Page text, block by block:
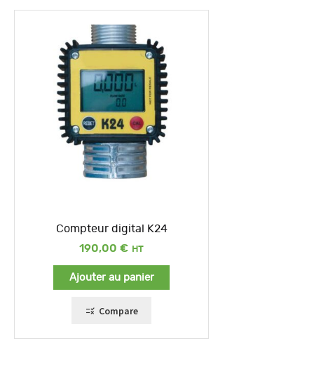
Compteur digital K24
190,00 €
Ajouter au panier
Compare